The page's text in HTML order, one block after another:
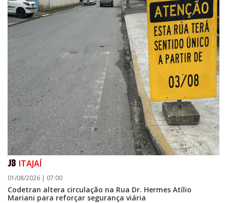
ITAJAÍ
01/08/2026 | 07:00
Codetran altera circulação na Rua Dr. Hermes Atílio
Mariani para reforçar segurança viária